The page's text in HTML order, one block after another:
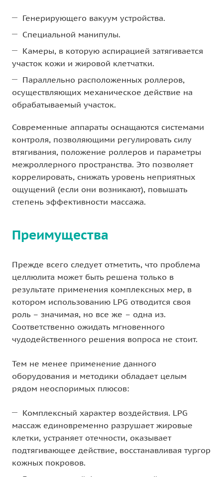
Генерирующего вакуум устройства.
Специальной манипулы.
Камеры, в которую аспирацией затягивается
участок кожи и жировой клетчатки.
Параллельно расположенных роллеров,
осуществляющих механическое действие на
обрабатываемый участок.
Современные аппараты оснащаются системами
контроля, позволяющими регулировать силу
втягивания, положение роллеров и параметры
межроллерного пространства. Это позволяет
коррелировать, снижать уровень неприятных
ощущений (если они возникают), повышать
степень эффективности массажа.
Преимущества
Прежде всего следует отметить, что проблема
целлюлита может быть решена только в
результате применения комплексных мер, в
котором использованию LPG отводится своя
роль – значимая, но все же – одна из.
Соответственно ожидать мгновенного
чудодейственного решения вопроса не стоит.
Тем не менее применение данного
оборудования и методики обладает целым
рядом неоспоримых плюсов:
Комплексный характер воздействия. LPG
массаж единовременно разрушает жировые
клетки, устраняет отечности, оказывает
подтягивающее действие, восстанавливая тургор
кожных покровов.